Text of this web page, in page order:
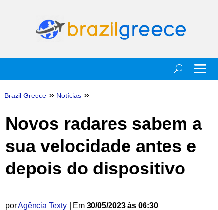
Brazil Greece » Notícias »
Novos radares sabem a
sua velocidade antes e
depois do dispositivo
porAgência Texty | Em 30/05/2023 às 06:30